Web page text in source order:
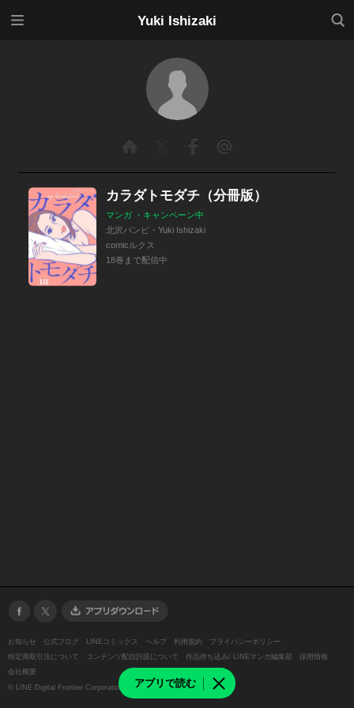
Yuki Ishizaki
検索
アプリで読む
カラダトモダチ（分冊版）
マンガ ・キャンペーン中
北沢バンビ・Yuki Ishizaki
comicルクス
18巻まで配信中
お知らせ 公式ブログ LINEコミックス ヘルプ 利用規約
プライバシーポリシー
特定商取引法について
コンテンツ配信許諾について 作品持ち込み/ LINEマンガ編集部
採用情報
会社概要
© LINE Digital Frontier Corporation